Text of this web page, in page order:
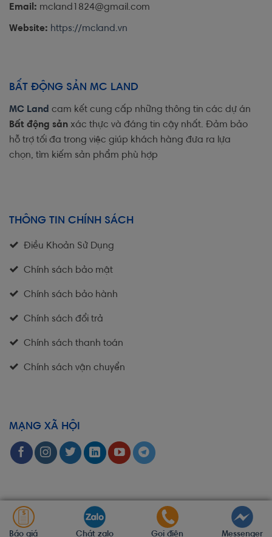
Email: mcland1824@gmail.com
Website: https://mcland.vn
BẤT ĐỘNG SẢN MC LAND
MC Land cam kết cung cấp những thông tin các dự án
Bất động sản xác thực và đáng tin cậy nhất. Đảm bảo
hỗ trợ tối đa trong việc giúp khách hàng đưa ra lựa
chọn, tìm kiếm sản phẩm phù hợp
THÔNG TIN CHÍNH SÁCH
Điều Khoản Sử Dụng
Chính sách bảo mật
Chính sách bảo hành
Chính sách đổi trả
Chính sách thanh toán
Chính sách vận chuyển
MẠNG XÃ HỘI
Báo giá Chát zalo Gọi điện Messenger